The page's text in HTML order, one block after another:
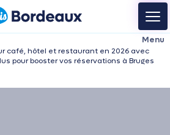
café, hôtel et restaurant en 2026 avec
pour booster vos réservations à Bruges